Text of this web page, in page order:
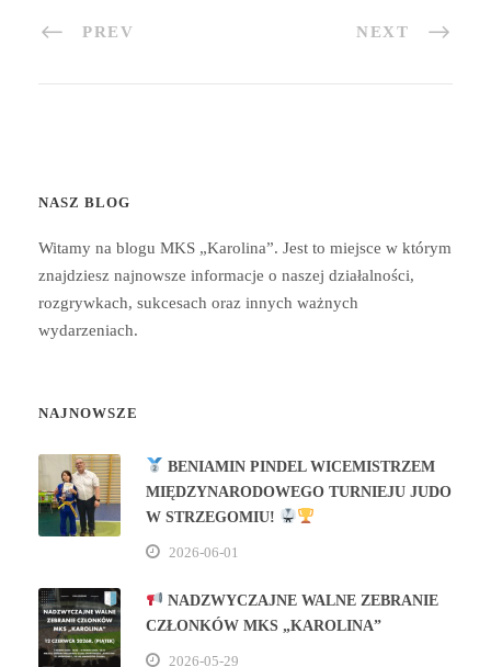
PREV NEXT
NASZ BLOG
Witamy na blogu MKS „Karolina”. Jest to miejsce w którym
znajdziesz najnowsze informacje o naszej działalności,
rozgrywkach, sukcesach oraz innych ważnych
wydarzeniach.
NAJNOWSZE
BENIAMIN PINDEL WICEMISTRZEM
MIĘDZYNARODOWEGO TURNIEJU JUDO
W STRZEGOMIU!
2026-06-01
NADZWYCZAJNE WALNE ZEBRANIE
CZŁONKÓW MKS „KAROLINA”
2026-05-29